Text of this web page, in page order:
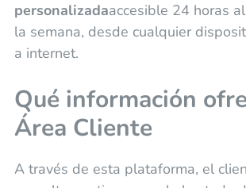
personalizadaaccesible 24 horas
la semana, desde cualquier
a internet.
Qué información
Área Cliente
A través de esta plataforma, el